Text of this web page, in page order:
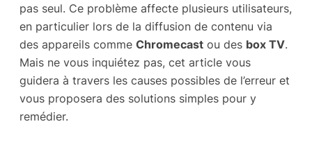
pas seul. Ce problème affecte plusieurs utilisateurs,
en particulier lors de la diffusion de contenu via
des appareils comme Chromecast ou des box TV.
Mais ne vous inquiétez pas, cet article vous
guidera à travers les causes possibles de l’erreur et
vous proposera des solutions simples pour y
remédier.